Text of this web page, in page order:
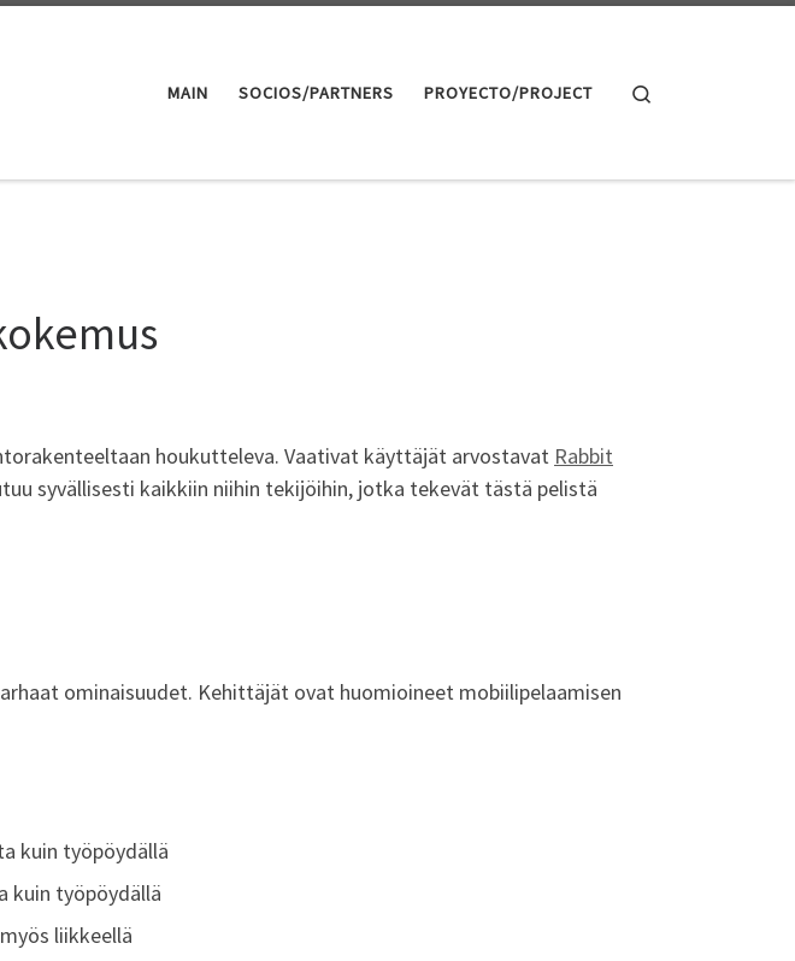
MAIN SOCIOS/PARTNERS PROYECTO/PROJECT
houkutteleva. Vaativat käyttäjät arvostavat Rabbit
syvällisesti kaikkiin niihin tekijöihin, jotka tekevät tästä pelistä
ominaisuudet. Kehittäjät ovat huomioineet mobiilipelaamisen
kuin työpöydällä
kuin työpöydällä
liikkeellä